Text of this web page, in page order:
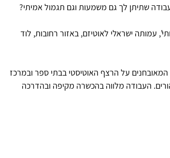
שתיתן לך גם משמעות וגם תגמול אמיתי?
עמותה ישראלי לאוטיזם, באזור רחובות, לוד
המאובחנים על הרצף האוטיסטי בבתי ספר ובמרכז
הורים. העבודה מלווה בהכשרה מקיפה ובהדרכה